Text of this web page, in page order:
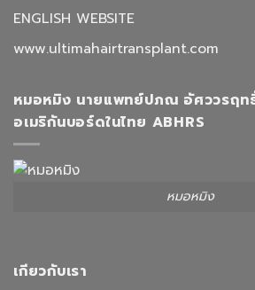
ENGLISH WEBSITE
www.ultimahairtransplant.com
หมอหมิง นายแพทย์ปภณ อัศววรฤท
อเมริกันบอร์ดในไทย ABHRS
หมอหมิง
เกียวกับเรา